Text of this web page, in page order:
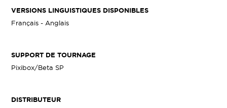
VERSIONS LINGUISTIQUES DISPONIBLES
Français - Anglais
SUPPORT DE TOURNAGE
Pixibox/Beta SP
DISTRIBUTEUR